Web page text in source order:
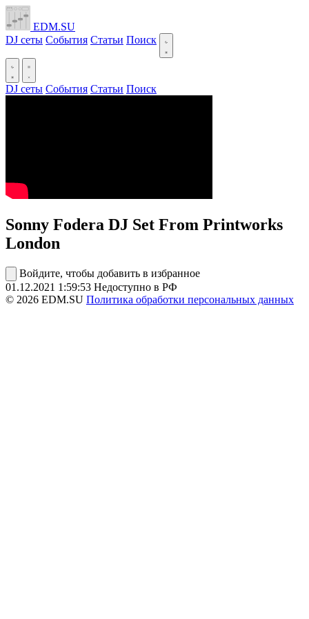
EDM.SU
DJ сеты События Статьи Поиск
DJ сеты События Статьи Поиск
Sonny Fodera DJ Set From Printworks
London
Войдите, чтобы добавить в избранное
01.12.2021 1:59:53 Недоступно в РФ
© 2026 EDM.SU Политика обработки персональных данных